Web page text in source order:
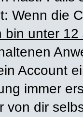
Wenn die
bin unter 12
Account
immer
von dir